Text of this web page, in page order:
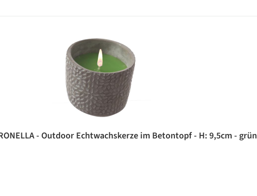
- Outdoor Echtwachskerze im Betontopf - H: 9,5cm - grün